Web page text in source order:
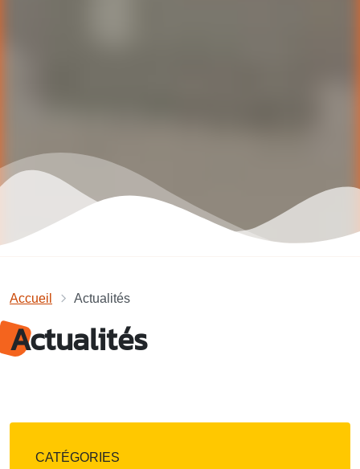
Accueil Actualités
Actualités
CATÉGORIES